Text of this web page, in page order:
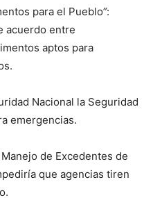
para el Pueblo”:
acuerdo entre
aptos para
Nacional la Seguridad
emergencias.
de Excedentes de
que agencias tiren